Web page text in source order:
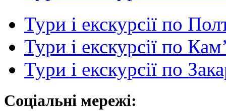
Тури і екскурсії по
Тури і екскурсії по
Тури і екскурсії по
Соціальні мережі: